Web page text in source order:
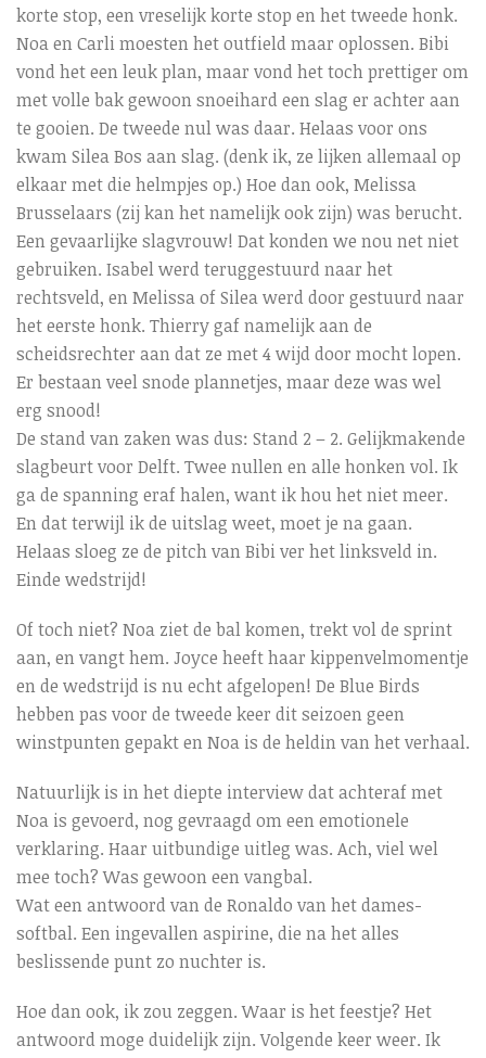
korte stop, een vreselijk korte stop en het tweede honk.
Noa en Carli moesten het outfield maar oplossen. Bibi
vond het een leuk plan, maar vond het toch prettiger om
met volle bak gewoon snoeihard een slag er achter aan
te gooien. De tweede nul was daar. Helaas voor ons
kwam Silea Bos aan slag. (denk ik, ze lijken allemaal op
elkaar met die helmpjes op.) Hoe dan ook, Melissa
Brusselaars (zij kan het namelijk ook zijn) was berucht.
Een gevaarlijke slagvrouw! Dat konden we nou net niet
gebruiken. Isabel werd teruggestuurd naar het
rechtsveld, en Melissa of Silea werd door gestuurd naar
het eerste honk. Thierry gaf namelijk aan de
scheidsrechter aan dat ze met 4 wijd door mocht lopen.
Er bestaan veel snode plannetjes, maar deze was wel
erg snood!
De stand van zaken was dus: Stand 2 – 2. Gelijkmakende
slagbeurt voor Delft. Twee nullen en alle honken vol. Ik
ga de spanning eraf halen, want ik hou het niet meer.
En dat terwijl ik de uitslag weet, moet je na gaan.
Helaas sloeg ze de pitch van Bibi ver het linksveld in.
Einde wedstrijd!
Of toch niet? Noa ziet de bal komen, trekt vol de sprint
aan, en vangt hem. Joyce heeft haar kippenvelmomentje
en de wedstrijd is nu echt afgelopen! De Blue Birds
hebben pas voor de tweede keer dit seizoen geen
winstpunten gepakt en Noa is de heldin van het verhaal.
Natuurlijk is in het diepte interview dat achteraf met
Noa is gevoerd, nog gevraagd om een emotionele
verklaring. Haar uitbundige uitleg was. Ach, viel wel
mee toch? Was gewoon een vangbal.
Wat een antwoord van de Ronaldo van het dames-
softbal. Een ingevallen aspirine, die na het alles
beslissende punt zo nuchter is.
Hoe dan ook, ik zou zeggen. Waar is het feestje? Het
antwoord moge duidelijk zijn. Volgende keer weer. Ik